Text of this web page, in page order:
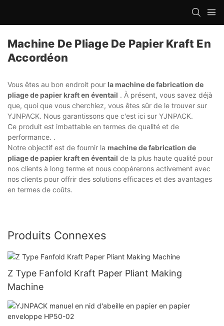
Machine De Pliage De Papier Kraft En
Accordéon
Vous êtes au bon endroit pour la machine de fabrication de
pliage de papier kraft en éventail . À présent, vous savez déjà
que, quoi que vous cherchiez, vous êtes sûr de le trouver sur
YJNPACK. Nous garantissons que c'est ici sur YJNPACK.
Ce produit est imbattable en termes de qualité et de
performance. .
Notre objectif est de fournir la machine de fabrication de
pliage de papier kraft en éventail de la plus haute qualité pour
nos clients à long terme et nous coopérerons activement avec
nos clients pour offrir des solutions efficaces et des avantages
en termes de coûts.
Produits Connexes
Z Type Fanfold Kraft Paper Pliant Making
Machine